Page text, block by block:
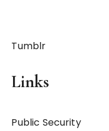
Tumblr
Links
Public Security